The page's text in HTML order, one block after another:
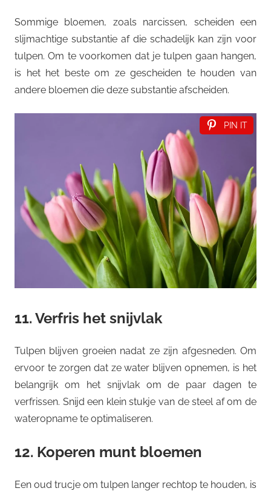
Sommige bloemen, zoals narcissen, scheiden een
slijmachtige substantie af die schadelijk kan zijn voor
tulpen. Om te voorkomen dat je tulpen gaan hangen,
is het het beste om ze gescheiden te houden van
andere bloemen die deze substantie afscheiden.
PIN IT
11. Verfris het snijvlak
Tulpen blijven groeien nadat ze zijn afgesneden. Om
ervoor te zorgen dat ze water blijven opnemen, is het
belangrijk om het snijvlak om de paar dagen te
verfrissen. Snijd een klein stukje van de steel af om de
wateropname te optimaliseren.
12. Koperen munt bloemen
Een oud trucje om tulpen langer rechtop te houden, is